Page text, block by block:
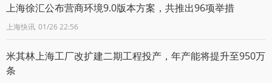
上海徐汇公布营商环境9.0版本方案，共推出96项举措
上海快讯 01/26 22:56
米其林上海工厂改扩建二期工程投产，年产能将提升至950万
条